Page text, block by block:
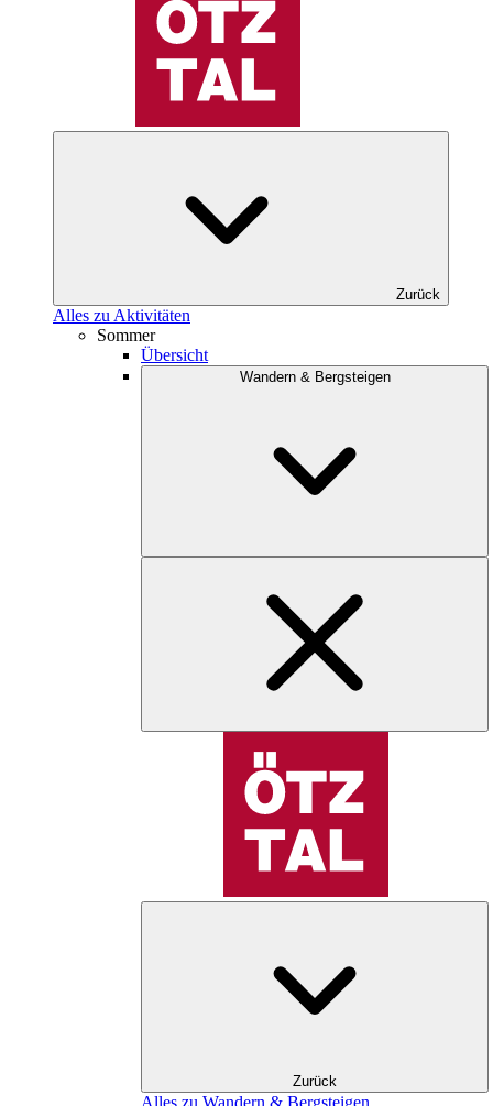
Zurück
Alles zu Aktivitäten
Sommer
Übersicht
Wandern & Bergsteigen
Zurück
Alles zu Wandern & Bergsteigen